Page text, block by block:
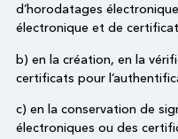
d’horodatages
électronique et de
b) en la création, en la
certificats pour
c) en la conservation de
électroniques ou des